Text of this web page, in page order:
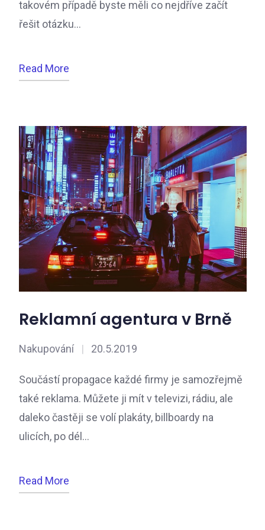
takovém případě byste měli co nejdříve začít
řešit otázku…
Read More
Reklamní agentura v Brně
Nakupování | 20.5.2019
Součástí propagace každé firmy je samozřejmě
také reklama. Můžete ji mít v televizi, rádiu, ale
daleko častěji se volí plakáty, billboardy na
ulicích, po dél…
Read More